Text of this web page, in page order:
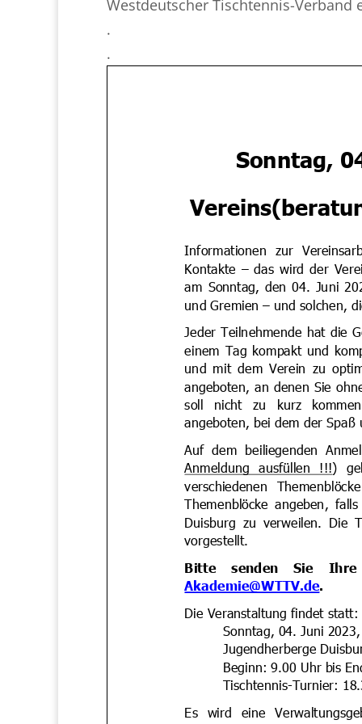
Westdeutscher Tischtennis-Verband
.
.